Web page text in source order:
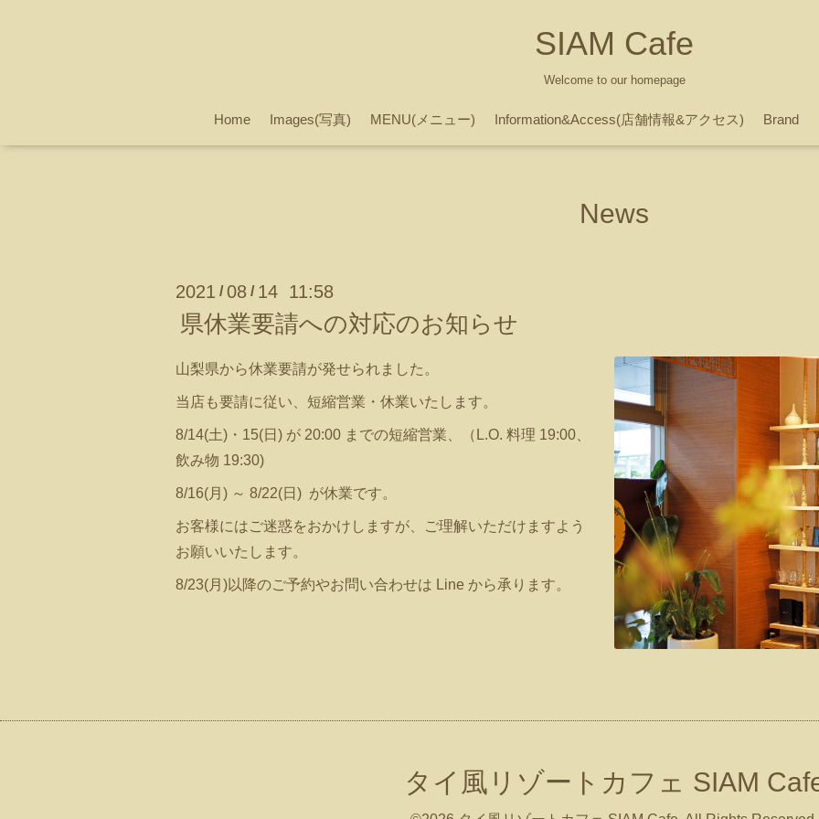
SIAM Cafe
Welcome to our homepage
Home Images(写真) MENU(メニュー) Information&Access(店舗情報&アクセス) Brand
News
2021 /08 / 14 11:58
県休業要請への対応のお知らせ
山梨県から休業要請が発せられました。
当店も要請に従い、短縮営業・休業いたします。
8/14(土)・15(日) が 20:00 までの短縮営業、（L.O. 料理 19:00、
飲み物 19:30)
8/16(月) ～ 8/22(日) が休業です。
お客様にはご迷惑をおかけしますが、ご理解いただけますよう
お願いいたします。
8/23(月)以降のご予約やお問い合わせは Line から承ります。
タイ風リゾートカフェ SIAM